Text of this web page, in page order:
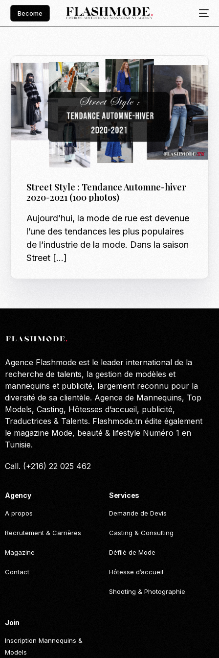
Become
Street Style : Tendance Automne-hiver
2020-2021 (100 photos)
Aujourd’hui, la mode de rue est devenue
l’une des tendances les plus populaires
de l‘industrie de la mode. Dans la saison
Street […]
Agence Flashmode est le leader international de la
recherche de talents, la gestion de modèles et
mannequins et publicité, largement reconnu pour la
diversité de sa clientèle. Agence de Mannequins, Top
Models, Casting, Hôtesses d’accueil, publicité,
Traductrices & Talents. Flashmode.tn édite également
le magazine Mode, beauté & lifestyle Numéro 1 en
Tunisie.
Call. (+216) 22 025 462
Agency
A propos
Recrutement & Carrières
Magazine
Contact
Services
Demande de Devis
Casting & Consulting
Défilé de Mode
Hôtesse d’accueil
Shooting & Photographie
Join
Inscription Mannequins &
Models